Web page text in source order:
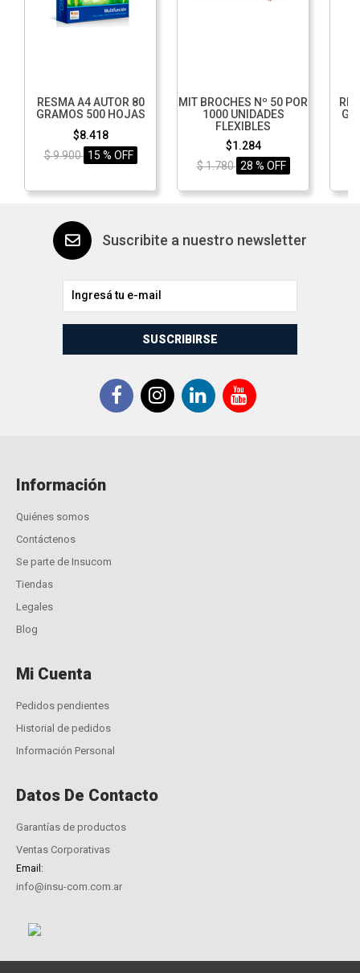
RESMA A4 AUTOR 80
GRAMOS 500 HOJAS
$8.418
$ 9.900 15 % OFF
MIT BROCHES Nº 50 POR
1000 UNIDADES
FLEXIBLES
$1.284
$ 1.780 28 % OFF
Suscribite a nuestro newsletter
SUSCRIBIRSE
Información
Quiénes somos
Contáctenos
Se parte de Insucom
Tiendas
Legales
Blog
Mi Cuenta
Pedidos pendientes
Historial de pedidos
Información Personal
Datos De Contacto
Garantías de productos
Ventas Corporativas
Email:
info@insu-com.com.ar